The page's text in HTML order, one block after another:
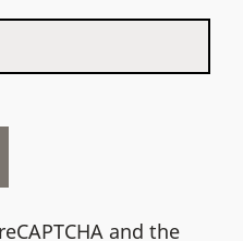
and the